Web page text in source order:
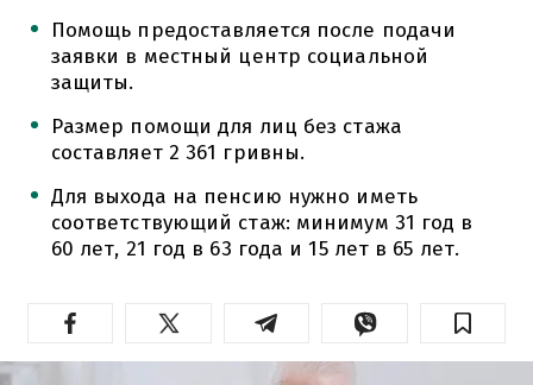
Помощь предоставляется после подачи
заявки в местный центр социальной
защиты.
Размер помощи для лиц без стажа
составляет 2 361 гривны.
Для выхода на пенсию нужно иметь
соответствующий стаж: минимум 31 год в
60 лет, 21 год в 63 года и 15 лет в 65 лет.